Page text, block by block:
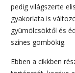
pedig világszerte
gyakorlata is
gyümölcsöktől és
színes gömbökig.
Ebben a cikkben